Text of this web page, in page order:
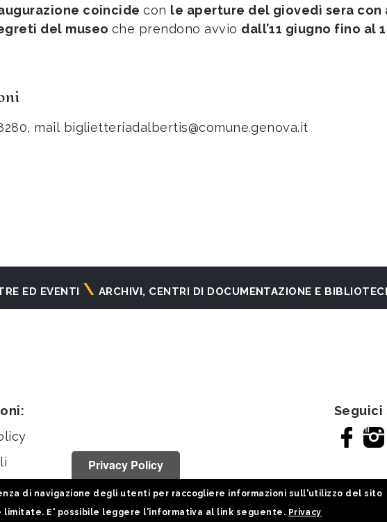
coincidecon le aperture del giovedì sera
del museo che prendono avvio dall’11 giugno fino al
mail biglietteriadalbertis@comune.genova.it
ED EVENTI ARCHIVI, CENTRI DI DOCUMENTAZIONE E
Seguici
Privacy Policy
di navigazione degli utenti per raccogliere informazioni sull'utilizzo del
E' possibile leggere l'informativa al link seguente. Privacy